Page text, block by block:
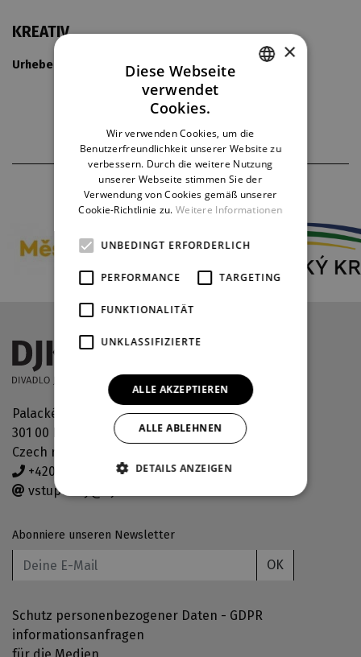
KREATIV
Urheber von Musik: různí
THEATERPARTNER
Palackého náměstí 30
301 00 Plzeň
Czech republic
+420 378 038 190
vstupenky@djkt.eu
Abonniere unseren Newsletter
OK
Schutz personenbezogener Daten - GDPR
informationsanfragen
GERMAN
×
Diese Webseite
verwendet
Cookies.
Wir verwenden Cookies, um die
Benutzerfreundlichkeit unserer Website zu
verbessern. Durch die weitere Nutzung
unserer Webseite stimmen Sie der
Verwendung von Cookies gemäß unserer
Cookie-Richtlinie zu. Weitere Informationen
UNBEDINGT ERFORDERLICH
PERFORMANCE TARGETING
FUNKTIONALITÄT
UNKLASSIFIZIERTE
ALLE AKZEPTIEREN
ALLE ABLEHNEN
DETAILS ANZEIGEN